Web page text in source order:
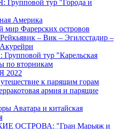
тур "Города и
Америка
мир Фарерских островов
– Вик – Эгилсстадир –
тур "Карельская
по вторникам
2022
к парящим горам
армия и парящие
Аватара и китайская
ОСТРОВА: "Гран Марьяж и